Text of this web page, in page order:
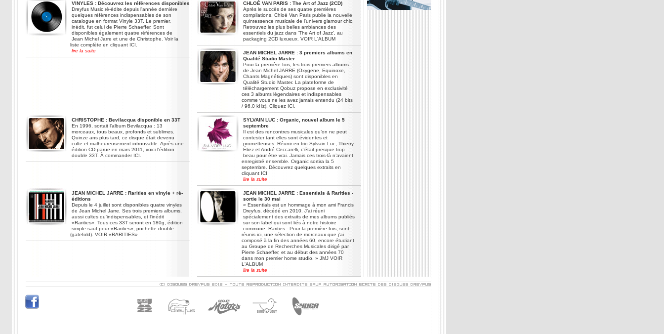
VINYLES : Découvrez les références disponibles
Dreyfus Music ré-édite depuis l'année dernière
quelques références indispensables de son
catalogue en format Vinyle 33T. Le premier,
inédit, fut celui de Pierre Schaeffer. Sont
disponibles également quatre références de
Jean Michel Jarre et une de Christophe. Voir la
liste complète en cliquant ICI.
lire la suite
CHLOÉ VAN PARIS : The Art of Jazz (2CD)
Après le succès de ses quatre premières
compilations, Chloé Van Paris publie la nouvelle
quintessence musicale de l'univers glamour chic.
Retrouvez les plus belles ambiances des
essentiels du jazz dans 'The Art of Jazz', au
packaging 2CD luxueux. VOIR L'ALBUM
JEAN MICHEL JARRE : 3 premiers albums en
Qualité Studio Master
Pour la première fois, les trois premiers albums
de Jean Michel JARRE (Oxygene, Equinoxe,
Chants Magnétiques) sont disponibles en
Qualité Studio Master. La plateforme de
téléchargement Qobuz propose en exclusivité
ces 3 albums légendaires et indispensables
comme vous ne les avez jamais entendu (24 bits
/ 96.0 kHz). Cliquez ICI.
CHRISTOPHE : Bevilacqua disponible en 33T
En 1996, sortait l’album Bevilacqua : 13
morceaux, tous beaux, profonds et sublimes.
Quinze ans plus tard, ce disque était devenu
culte et malheureusement introuvable. Après une
édition CD parue en mars 2011, voici l'édition
double 33T. À commander ICI.
SYLVAIN LUC : Organic, nouvel album le 5
septembre
Il est des rencontres musicales qu’on ne peut
contester tant elles sont évidentes et
prometteuses. Réunir en trio Sylvain Luc, Thierry
Éliez et André Ceccarelli, c’était presque trop
beau pour être vrai. Jamais ces trois-là n’avaient
enregistré ensemble. Organic sortira la 5
septembre. Découvrez quelques extraits en
cliquant ICI
lire la suite
JEAN MICHEL JARRE : Rarities en vinyle + ré-
éditions
Depuis le 4 juillet sont disponibles quatre vinyles
de Jean Michel Jarre. Ses trois premiers albums,
aussi cultes qu'indispensables, et l'inédit
«Rarities». Tous ces 33T seront en 180g, édition
simple sauf pour «Rarities», pochette double
(gatefold). VOIR «RARITIES»
JEAN MICHEL JARRE : Essentials & Rarities -
sortie le 30 mai
« Essentials est un hommage à mon ami Francis
Dreyfus, décédé en 2010. J’ai réuni
spécialement des extraits de mes albums publiés
sur son label qui sont liés à notre histoire
commune. Rarities : Pour la première fois, sont
réunis ici, une sélection de morceaux que j’ai
composé à la fin des années 60, encore étudiant
au Groupe de Recherches Musicales dirigé par
Pierre Schaeffer, et au début des années 70
dans mon premier home studio. » JMJ VOIR
L'ALBUM
lire la suite